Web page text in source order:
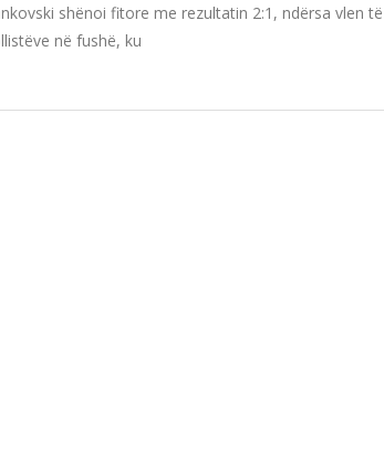
shënoi fitore me rezultatin 2:1, ndërsa vlen të
në fushë, ku